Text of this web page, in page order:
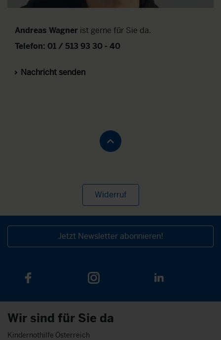
Andreas Wagner ist gerne für Sie da.
Telefon: 01 / 513 93 30 - 40
Nachricht senden
Widerruf
Jetzt Newsletter abonnieren!
Wir sind für Sie da
Kindernothilfe Österreich